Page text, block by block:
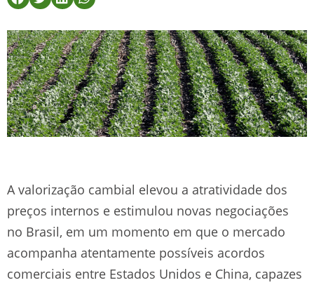
A valorização cambial elevou a atratividade dos
preços internos e estimulou novas negociações
no Brasil, em um momento em que o mercado
acompanha atentamente possíveis acordos
comerciais entre Estados Unidos e China, capazes